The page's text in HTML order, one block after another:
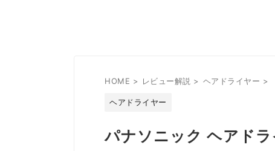
HOME > レビュー解説 > ヘアドライヤー >
ヘアドライヤー
パナソニック ヘアド